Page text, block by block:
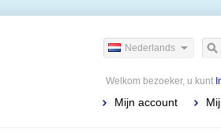
Nederlands
Welkom bezoeker, u kunt
Mijn account